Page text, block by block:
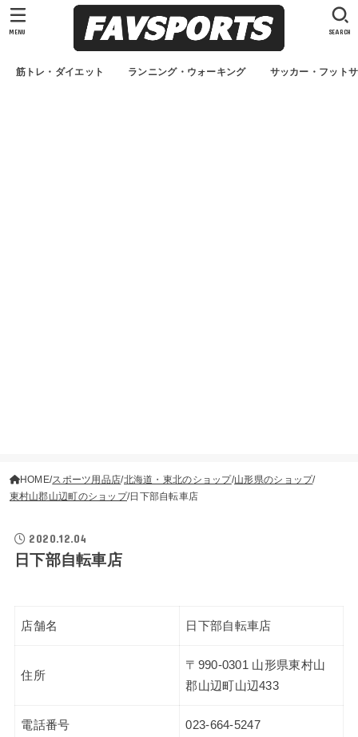
筋トレ・ダイエット ランニング・ウォーキング サッカー・フット
SEARCH
MENU
HOME スポーツ用品店 北海道・東北のショップ 山形県のショップ
東村山郡山辺町のショップ 日下部自転車店
2020.12.04
日下部自転車店
店舗名 日下部自転車店
住所
〒990-0301 山形県東村山
郡山辺町山辺433
電話番号 023-664-5247